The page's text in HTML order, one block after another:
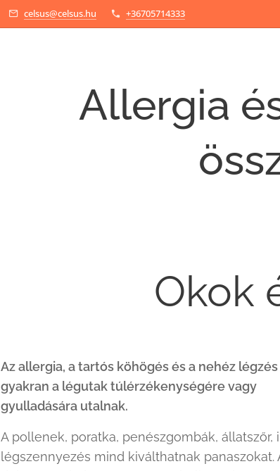
celsus@celsus.hu +36705714333
Allergia
Okok
Az allergia, a tartós köhögés és a nehéz légzés
gyakran a légutak túlérzékenységére vagy
gyulladására utalnak.
A pollenek, poratka, penészgombák, állatszőr,
légszennyezés mind kiválthatnak panaszokat.